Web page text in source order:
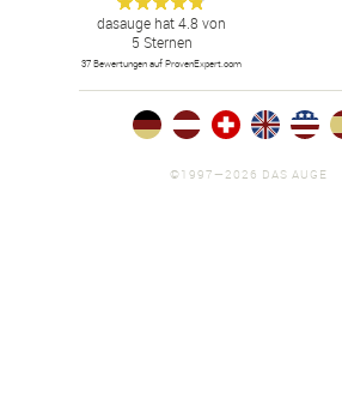
dasauge
Designer,
Fotografen,
Agenturen,
Portfolios
und Jobs.
Anonym
dasauge hat4.8 von
5 Sternen
37 Bewertungen auf ProvenExpert.com
©1997—2026 DAS AUGE